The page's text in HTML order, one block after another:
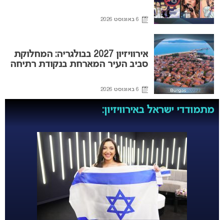
6 באוגוסט 2026
אירוויזיון 2027 בבולגריה: המחלוקת
סביב העיר המארחת בנקודת רתיחה
6 באוגוסט 2026
מתמודדי ישראל באירוויזיון: